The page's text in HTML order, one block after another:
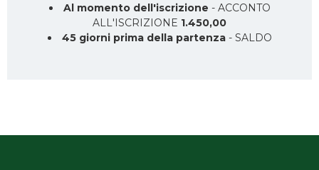
Al momento dell'iscrizione - ACCONTO
ALL'ISCRIZIONE 1.450,00
45 giorni prima della partenza- SALDO